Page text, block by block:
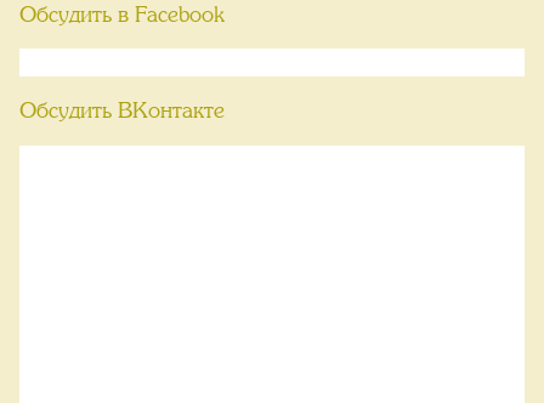
Обсудить в Facebook
Обсудить ВКонтакте